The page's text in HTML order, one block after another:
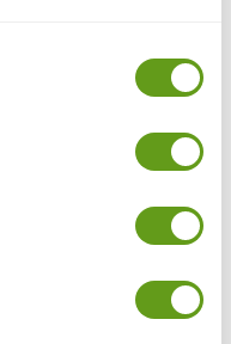
Zeker zo
van de
en unieke reizen